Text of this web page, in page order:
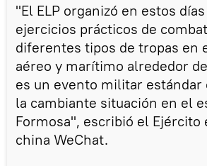
"El ELP organizó en estos
ejercicios prácticos de
diferentes tipos de tropas en
aéreo y marítimo alrededor
es un evento militar estándar
la cambiante situación en el
Formosa", escribió el Ejército
china WeChat.